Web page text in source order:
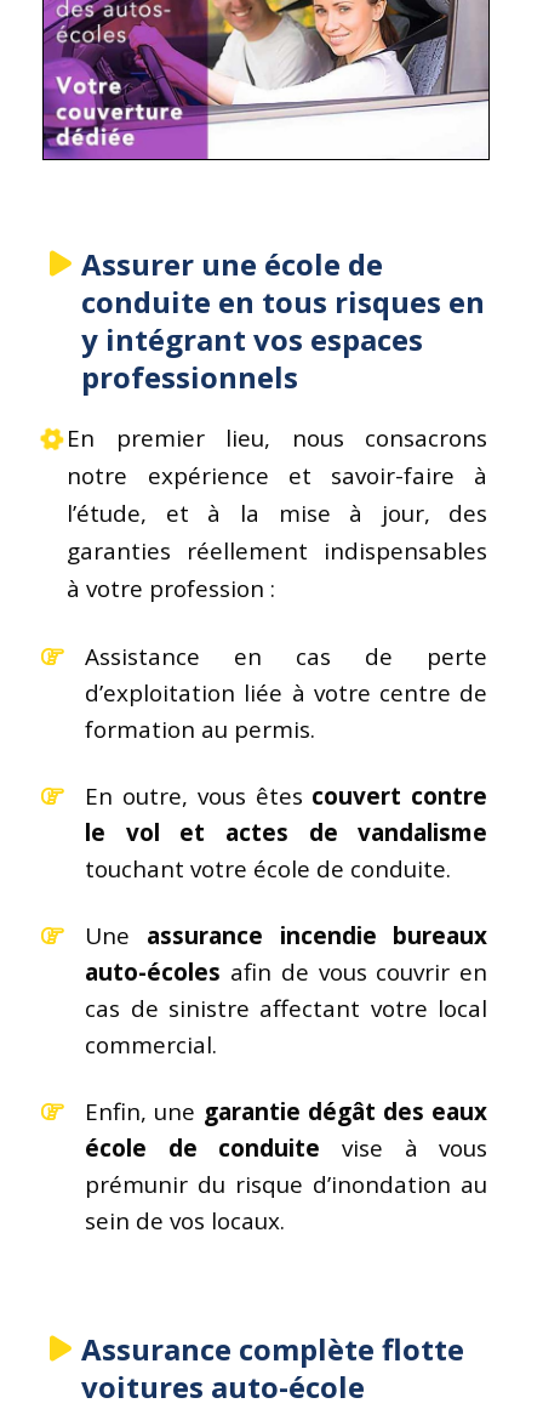
Assurer une école de
conduite en tous risques en
y intégrant vos espaces
professionnels
En premier lieu, nous consacrons
notre expérience et savoir-faire à
l’étude, et à la mise à jour, des
garanties réellement indispensables
à votre profession :
Assistance en cas de perte
d’exploitation liée à votre centre de
formation au permis.
En outre, vous êtes couvert contre
le vol et actes de vandalisme
touchant votre école de conduite.
Une assurance incendie bureaux
auto-écoles afin de vous couvrir en
cas de sinistre affectant votre local
commercial.
Enfin, une garantie dégât des eaux
école de conduite vise à vous
prémunir du risque d’inondation au
sein de vos locaux.
Assurance complète flotte
voitures auto-école